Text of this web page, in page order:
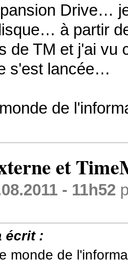
Drive…
à partir
de TM et j'ai vu
s'est lancée…
de
et
- 11h52
écrit :
monde de